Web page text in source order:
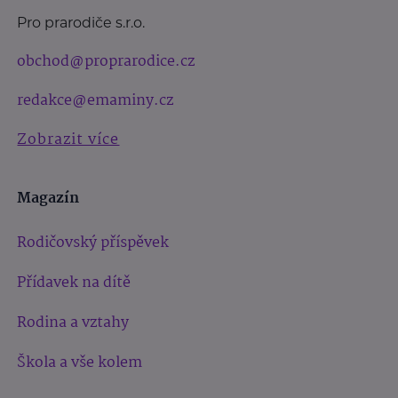
Pro prarodiče s.r.o.
obchod@proprarodice.cz
redakce@emaminy.cz
Zobrazit více
Magazín
Rodičovský příspěvek
Přídavek na dítě
Rodina a vztahy
Škola a vše kolem